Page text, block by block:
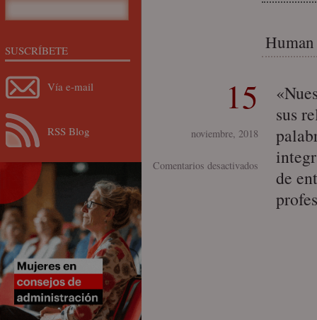
15
noviembre, 2018
Comentarios desactivados
Human
results
sus
de
SUSCRÍBETE
Vía e-mail
RSS Blog